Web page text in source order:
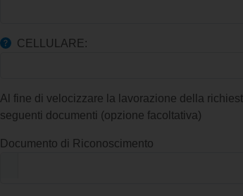
CELLULARE:
Al fine di velocizzare la lavorazione della
seguenti documenti (opzione facoltativa)
Documento di Riconoscimento